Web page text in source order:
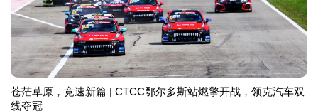
苍茫草原，竞速新篇 | CTCC鄂尔多斯站燃擎开战，领克汽车双
线夺冠